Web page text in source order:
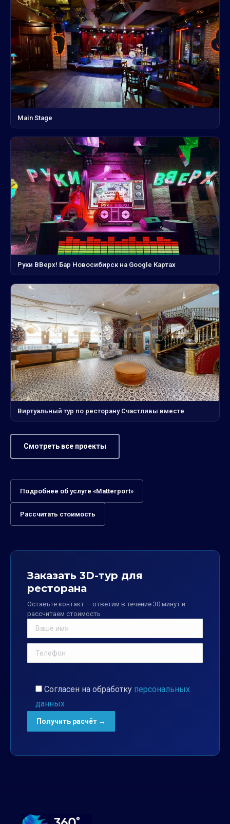
Main Stage
Руки ВВерх! Бар Новосибирск на Google Картах
Виртуальный тур по ресторану Счастливы вместе
Смотреть все проекты
Подробнее об услуге «Matterport»
Рассчитать стоимость
Заказать 3D-тур для
ресторана
Оставьте контакт — ответим в течение 30 минут и
рассчитаем стоимость
Согласен на обработку персональных
данных